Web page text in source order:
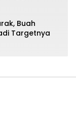
Buah
Targetnya